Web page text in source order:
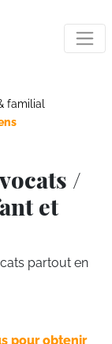
familial
/
et
partout en
pour obtenir